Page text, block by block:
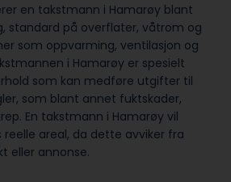
en takstmann i Hamarøy blant
standard på overflater, våtrom og
som oppvarming, ventilasjon og
i Hamarøy er spesielt
som kan medføre utgifter til
som blant annet fuktskader,
En takstmann i Hamarøy vil
reelle areal, da dette avviker fra
eller annonse.